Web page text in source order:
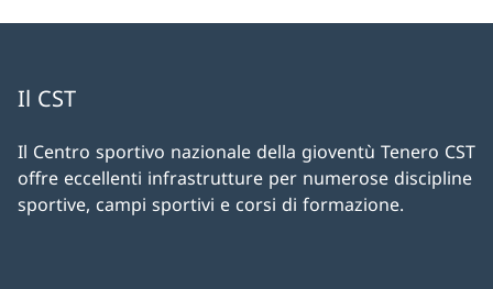
Il CST
Il Centro sportivo nazionale della gioventù Tenero CST
offre eccellenti infrastrutture per numerose discipline
sportive, campi sportivi e corsi di formazione.